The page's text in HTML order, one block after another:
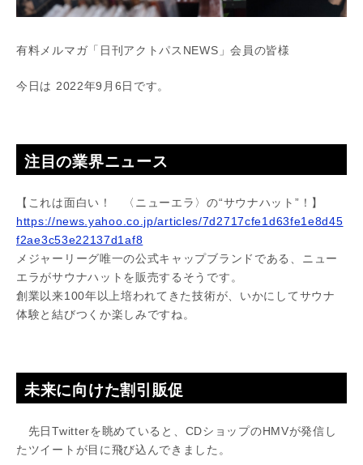
有料メルマガ「日刊アクトパスNEWS」会員の皆様
今日は 2022年9月6日です。
注目の業界ニュース
【これは面白い！ 〈ニューエラ〉の“サウナハット”！】
https://news.yahoo.co.jp/articles/7d2717cfe1d63fe1e8d45
f2ae3c53e22137d1af8
メジャーリーグ唯一の公式キャップブランドである、ニュー
エラがサウナハットを販売するそうです。
創業以来100年以上培われてきた技術が、いかにしてサウナ
体験と結びつくか楽しみですね。
未来に向けた割引販促
先日Twitterを眺めていると、CDショップのHMVが発信し
たツイートが目に飛び込んできました。